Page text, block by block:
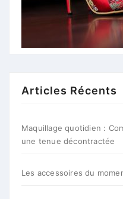
Articles Récents
Maquillage quotidien :
une tenue décontractée
Les accessoires du